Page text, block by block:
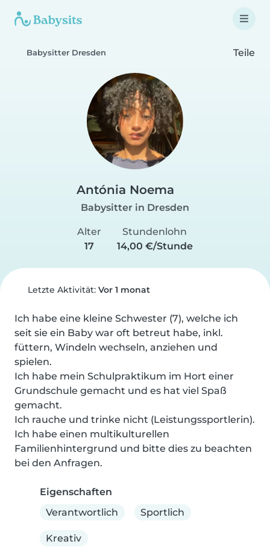
Babysitter Dresden Teile
Antónia Noema
Babysitter in Dresden
Alter
17
Stundenlohn
14,00 €/Stunde
Letzte Aktivität: Vor 1 monat
Ich habe eine kleine Schwester (7), welche ich
seit sie ein Baby war oft betreut habe, inkl.
füttern, Windeln wechseln, anziehen und
spielen.
Ich habe mein Schulpraktikum im Hort einer
Grundschule gemacht und es hat viel Spaß
gemacht.
Ich rauche und trinke nicht (Leistungssportlerin).
Ich habe einen multikulturellen
Familienhintergrund und bitte dies zu beachten
bei den Anfragen.
Eigenschaften
Verantwortlich
Sportlich
Kreativ